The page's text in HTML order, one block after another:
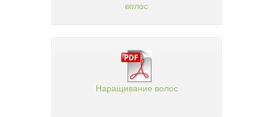
волос
Наращивание волос